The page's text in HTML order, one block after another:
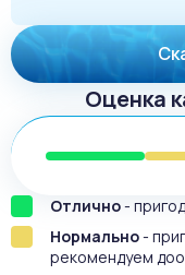
Оценка
Отлично-
Нормально-
рекомендуем